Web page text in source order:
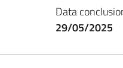
Data
29/05/2025